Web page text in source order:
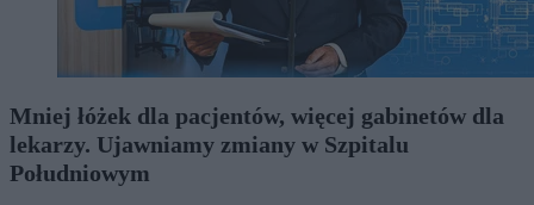
Mniej łóżek dla pacjentów, więcej gabinetów dla
lekarzy. Ujawniamy zmiany w Szpitalu
Południowym